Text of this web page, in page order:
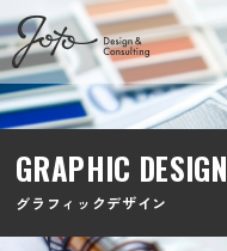
GRAPHIC DESIGN
グラフィックデザイン